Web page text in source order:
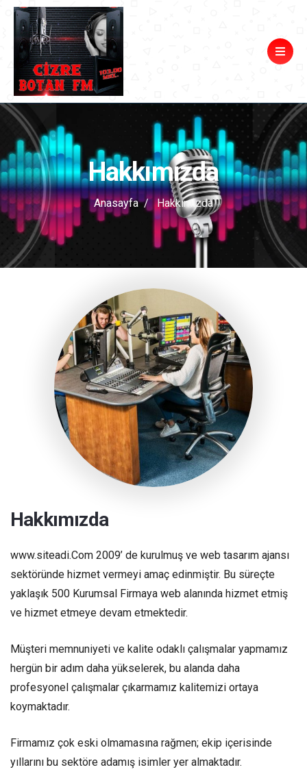
Hakkımızda
Anasayfa Hakkımızda
Hakkımızda
www.siteadi.Com 2009’ de kurulmuş ve web tasarım ajansı
sektöründe hizmet vermeyi amaç edinmiştir. Bu süreçte
yaklaşık 500 Kurumsal Firmaya web alanında hizmet etmiş
ve hizmet etmeye devam etmektedir.
Müşteri memnuniyeti ve kalite odaklı çalışmalar yapmamız
hergün bir adım daha yükselerek, bu alanda daha
profesyonel çalışmalar çıkarmamız kalitemizi ortaya
koymaktadır.
Firmamız çok eski olmamasına rağmen; ekip içerisinde
yıllarını bu sektöre adamış isimler yer almaktadır.